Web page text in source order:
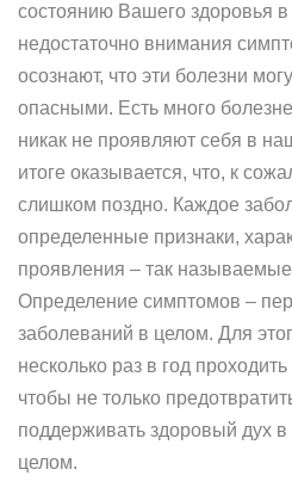
состоянию Вашего здоровья
недостаточно внимания
осознают, что эти болезни
опасными. Есть много
никак не проявляют себя в
итоге оказывается, что, к
слишком поздно. Каждое
определенные признаки,
проявления – так
Определение симптомов –
заболеваний в целом. Для
несколько раз в год
чтобы не только
поддерживать здоровый дух в
целом.